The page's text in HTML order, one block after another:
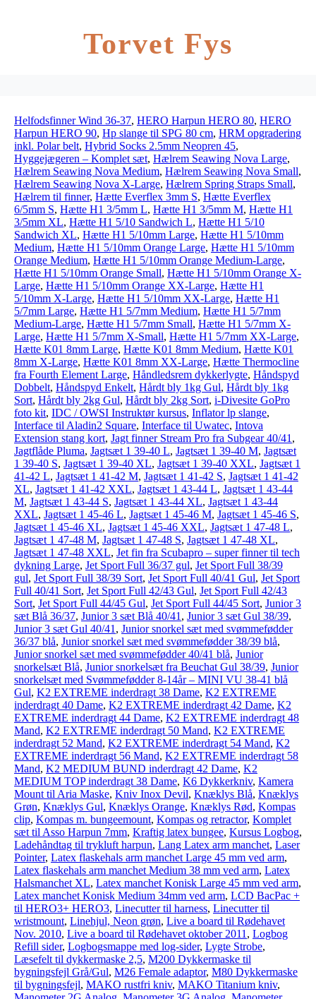
Torvet Fys
Helfodsfinner Wind 36-37, HERO Harpun HERO 80, HERO
Harpun HERO 90, Hp slange til SPG 80 cm, HRM opgradering
inkl. Polar belt, Hybrid Socks 2.5mm Neopren 45,
Hyggejægeren – Komplet sæt, Hælrem Seawing Nova Large,
Hælrem Seawing Nova Medium, Hælrem Seawing Nova Small,
Hælrem Seawing Nova X-Large, Hælrem Spring Straps Small,
Hælrem til finner, Hætte Everflex 3mm S, Hætte Everflex
6/5mm S, Hætte H1 3/5mm L, Hætte H1 3/5mm M, Hætte H1
3/5mm XL, Hætte H1 5/10 Sandwich L, Hætte H1 5/10
Sandwich XL, Hætte H1 5/10mm Large, Hætte H1 5/10mm
Medium, Hætte H1 5/10mm Orange Large, Hætte H1 5/10mm
Orange Medium, Hætte H1 5/10mm Orange Medium-Large,
Hætte H1 5/10mm Orange Small, Hætte H1 5/10mm Orange X-
Large, Hætte H1 5/10mm Orange XX-Large, Hætte H1
5/10mm X-Large, Hætte H1 5/10mm XX-Large, Hætte H1
5/7mm Large, Hætte H1 5/7mm Medium, Hætte H1 5/7mm
Medium-Large, Hætte H1 5/7mm Small, Hætte H1 5/7mm X-
Large, Hætte H1 5/7mm X-Small, Hætte H1 5/7mm XX-Large,
Hætte K01 8mm Large, Hætte K01 8mm Medium, Hætte K01
8mm X-Large, Hætte K01 8mm XX-Large, Hætte Thermocline
fra Fourth Element Large, Håndledsrem dykkerlygte, Håndspyd
Dobbelt, Håndspyd Enkelt, Hårdt bly 1kg Gul, Hårdt bly 1kg
Sort, Hårdt bly 2kg Gul, Hårdt bly 2kg Sort, i-Divesite GoPro
foto kit, IDC / OWSI Instruktør kursus, Inflator lp slange,
Interface til Aladin2 Square, Interface til Uwatec, Intova
Extension stang kort, Jagt finner Stream Pro fra Subgear 40/41 ,
Jagtflåde Pluma, Jagtsæt 1 39-40 L, Jagtsæt 1 39-40 M, Jagtsæt
1 39-40 S, Jagtsæt 1 39-40 XL, Jagtsæt 1 39-40 XXL, Jagtsæt 1
41-42 L, Jagtsæt 1 41-42 M, Jagtsæt 1 41-42 S, Jagtsæt 1 41-42
XL, Jagtsæt 1 41-42 XXL, Jagtsæt 1 43-44 L, Jagtsæt 1 43-44
M, Jagtsæt 1 43-44 S, Jagtsæt 1 43-44 XL, Jagtsæt 1 43-44
XXL, Jagtsæt 1 45-46 L, Jagtsæt 1 45-46 M, Jagtsæt 1 45-46 S,
Jagtsæt 1 45-46 XL, Jagtsæt 1 45-46 XXL, Jagtsæt 1 47-48 L,
Jagtsæt 1 47-48 M, Jagtsæt 1 47-48 S, Jagtsæt 1 47-48 XL,
Jagtsæt 1 47-48 XXL, Jet fin fra Scubapro – super finner til tech
dykning Large, Jet Sport Full 36/37 gul, Jet Sport Full 38/39
gul, Jet Sport Full 38/39 Sort, Jet Sport Full 40/41 Gul, Jet Sport
Full 40/41 Sort, Jet Sport Full 42/43 Gul, Jet Sport Full 42/43
Sort, Jet Sport Full 44/45 Gul, Jet Sport Full 44/45 Sort, Junior 3
sæt Blå 36/37, Junior 3 sæt Blå 40/41 , Junior 3 sæt Gul 38/39,
Junior 3 sæt Gul 40/41 , Junior snorkel sæt med svømmefødder
36/37 blå, Junior snorkel sæt med svømmefødder 38/39 blå,
Junior snorkel sæt med svømmefødder 40/41 blå, Junior
snorkelsæt Blå, Junior snorkelsæt fra Beuchat Gul 38/39, Junior
snorkelsæt med Svømmefødder 8-14år – MINI VU 38-41 blå
Gul, K2 EXTREME inderdragt 38 Dame, K2 EXTREME
inderdragt 40 Dame, K2 EXTREME inderdragt 42 Dame, K2
EXTREME inderdragt 44 Dame, K2 EXTREME inderdragt 48
Mand, K2 EXTREME inderdragt 50 Mand, K2 EXTREME
inderdragt 52 Mand, K2 EXTREME inderdragt 54 Mand, K2
EXTREME inderdragt 56 Mand, K2 EXTREME inderdragt 58
Mand, K2 MEDIUM BUND inderdragt 42 Dame, K2
MEDIUM TOP inderdragt 38 Dame, K6 Dykkerkniv, Kamera
Mount til Aria Maske, Kniv Inox Devil, Knæklys Blå, Knæklys
Grøn, Knæklys Gul, Knæklys Orange, Knæklys Rød, Kompas
clip, Kompas m. bungeemount, Kompas og retractor, Komplet
sæt til Asso Harpun 7mm, Kraftig latex bungee, Kursus Logbog,
Ladehåndtag til trykluft harpun, Lang Latex arm manchet, Laser
Pointer, Latex flaskehals arm manchet Large 45 mm ved arm,
Latex flaskehals arm manchet Medium 38 mm ved arm, Latex
Halsmanchet XL, Latex manchet Konisk Large 45 mm ved arm,
Latex manchet Konisk Medium 34mm ved arm, LCD BacPac +
til HERO3+ HERO3, Linecutter til harness, Linecutter til
wristmount, Linehjul, Neon grøn, Live a board til Rødehavet
Nov. 2010, Live a board til Rødehavet oktober 2011 , Logbog
Refill sider, Logbogsmappe med log-sider, Lygte Strobe,
Læsefelt til dykkermaske 2,5, M200 Dykkermaske til
bygningsfejl Grå/Gul, M26 Female adaptor, M80 Dykkermaske
til bygningsfejl, MAKO rustfri kniv, MAKO Titanium kniv,